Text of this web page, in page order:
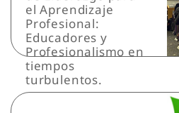
el Aprendizaje
Profesional:
Educadores y
Profesionalismo en
tiempos
turbulentos.